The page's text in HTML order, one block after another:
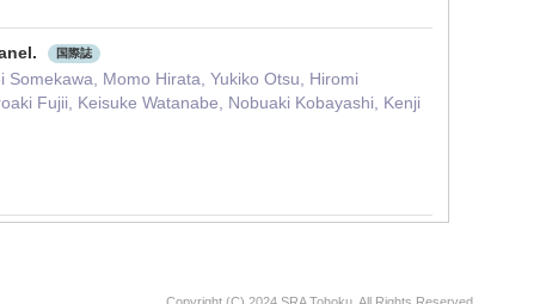
国際誌
Momo Hirata, Yukiko Otsu, Hiromi
Fujii, Keisuke Watanabe, Nobuaki Kobayashi, Kenji